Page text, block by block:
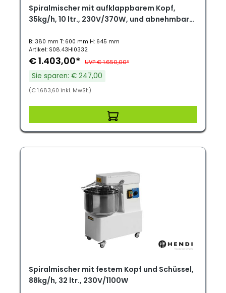
Spiralmischer mit aufklappbarem Kopf,
35kg/h, 10 ltr., 230V/370W, und abnehmbarer
B: 380 mm T: 600 mm H: 645 mm
Artikel: S08.43HI0332
€ 1.403,00* UVP € 1.650,00*
Sie sparen: € 247,00
(€ 1.683,60 inkl. MwSt.)
Spiralmischer mit festem Kopf und Schüssel,
88kg/h, 32 ltr., 230V/1100W